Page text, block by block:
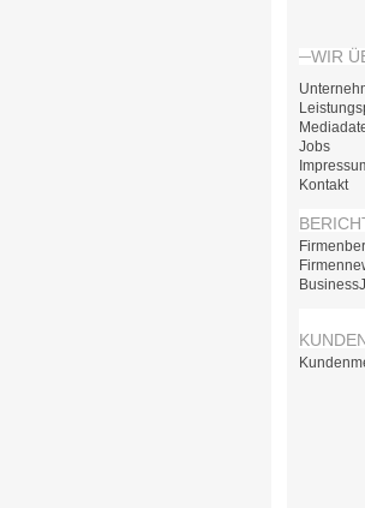
WIR
Jobs
Kontakt